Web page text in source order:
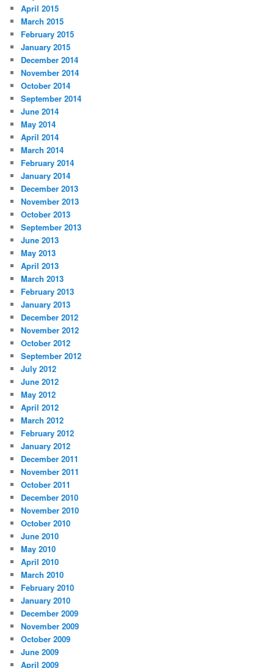
April 2015
March 2015
February 2015
January 2015
December 2014
November 2014
October 2014
September 2014
June 2014
May 2014
April 2014
March 2014
February 2014
January 2014
December 2013
November 2013
October 2013
September 2013
June 2013
May 2013
April 2013
March 2013
February 2013
January 2013
December 2012
November 2012
October 2012
September 2012
July 2012
June 2012
May 2012
April 2012
March 2012
February 2012
January 2012
December 2011
November 2011
October 2011
December 2010
November 2010
October 2010
June 2010
May 2010
April 2010
March 2010
February 2010
January 2010
December 2009
November 2009
October 2009
June 2009
April 2009